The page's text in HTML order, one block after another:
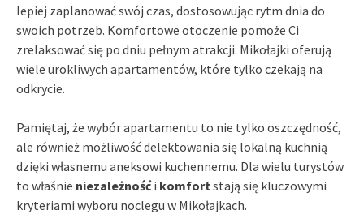
lepiej zaplanować swój czas, dostosowując rytm dnia do
swoich potrzeb. Komfortowe otoczenie pomoże Ci
zrelaksować się po dniu pełnym atrakcji. Mikołajki oferują
wiele urokliwych apartamentów, które tylko czekają na
odkrycie.
Pamiętaj, że wybór apartamentu to nie tylko oszczędność,
ale również możliwość delektowania się lokalną kuchnią
dzięki własnemu aneksowi kuchennemu. Dla wielu turystów
to właśnie niezależnośći komfort stają się kluczowymi
kryteriami wyboru noclegu w Mikołajkach.